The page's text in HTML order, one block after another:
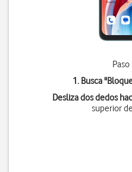
1. Busca "
Desliza dos dedos
superior